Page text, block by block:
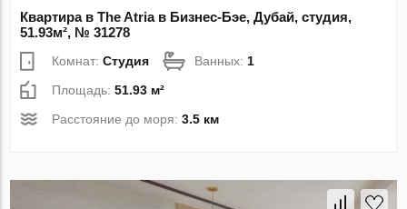
Квартира в The Atria в Бизнес-Бэе, Дубай, студия,
51.93м², № 31278
Комнат:Студия Ванных: 1
Площадь:51.93 м²
Расстояние до моря:3.5 км